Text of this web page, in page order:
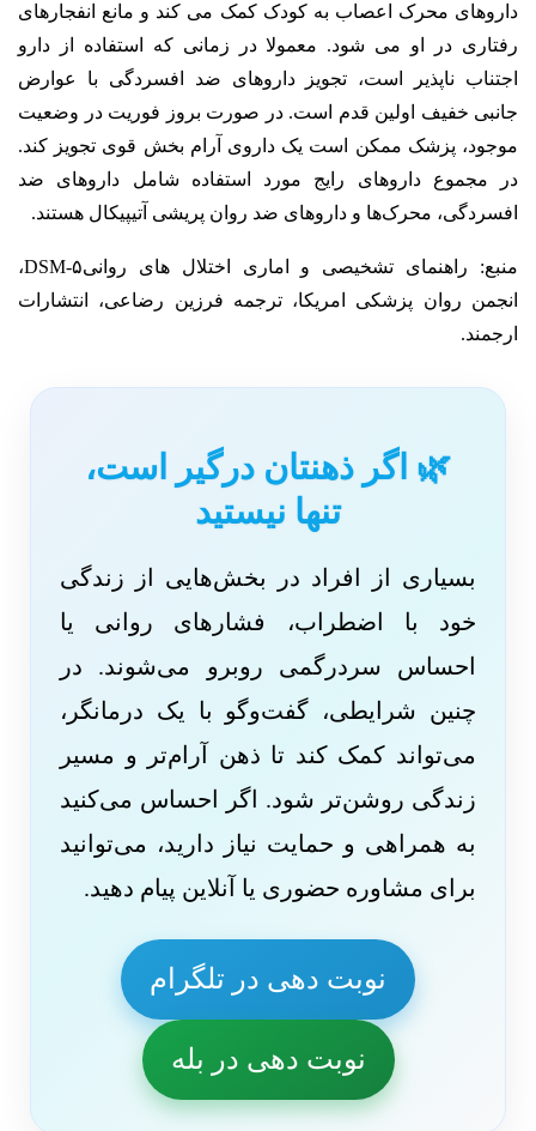
داروهای محرک اعصاب به کودک کمک می کند و مانع انفجارهای
رفتاری در او می شود. معمولا در زمانی که استفاده از دارو
اجتناب ناپذیر است، تجویز داروهای ضد افسردگی با عوارض
جانبی خفیف اولین قدم است. در صورت بروز فوریت در وضعیت
موجود، پزشک ممکن است یک داروی آرام بخش قوی تجویز کند.
در مجموع داروهای رایج مورد استفاده شامل داروهای ضد
افسردگی، محرک‌ها و داروهای ضد روان پریشی آتیپیکال هستند.
منبع:
راهنمای تشخیصی و اماری اختلال های روانیDSM-۵،
انجمن روان پزشکی امریکا، ترجمه فرزین رضاعی، انتشارات
ارجمند.
🌿 اگر ذهنتان درگیر است،
تنها نیستید
بسیاری از افراد در بخش‌هایی از زندگی
خود با اضطراب، فشارهای روانی یا
احساس سردرگمی روبرو می‌شوند. در
چنین شرایطی، گفت‌وگو با یک درمانگر،
می‌تواند کمک کند تا ذهن آرام‌تر و مسیر
زندگی روشن‌تر شود. اگر احساس می‌کنید
به همراهی و حمایت نیاز دارید، می‌توانید
برای مشاوره حضوری یا آنلاین پیام دهید.
نوبت دهی در تلگرام
نوبت دهی در بله